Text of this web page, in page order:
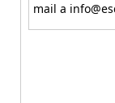
mail a